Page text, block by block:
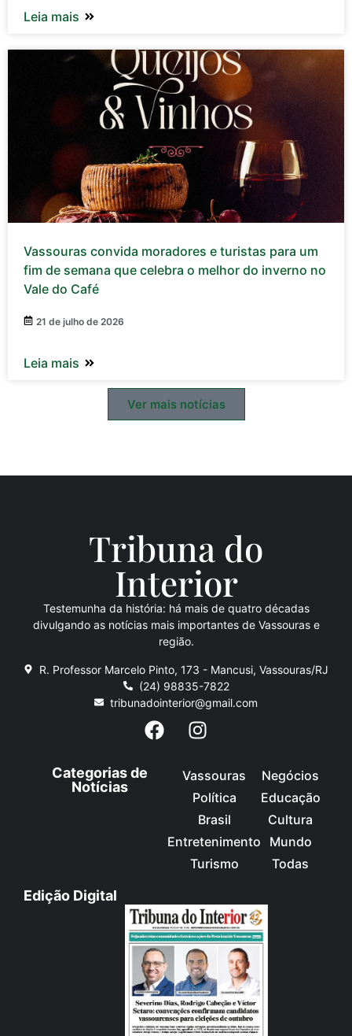
Leia mais
Vassouras convida moradores e turistas para um
fim de semana que celebra o melhor do inverno no
Vale do Café
21 de julho de 2026
Leia mais
Ver mais notícias
Tribuna do
Interior
Testemunha da história: há mais de quatro décadas
divulgando as notícias mais importantes de Vassouras e
região.
R. Professor Marcelo Pinto, 173 - Mancusi, Vassouras/RJ
(24) 98835-7822
tribunadointerior@gmail.com
Categorias de
Notícias
Vassouras
Política
Brasil
Entretenimento
Turismo
Negócios
Educação
Cultura
Mundo
Todas
Edição Digital